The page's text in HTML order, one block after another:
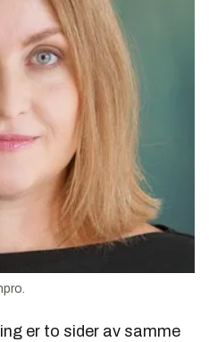
er to sider av samme